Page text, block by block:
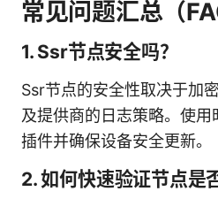
常见问题汇总（
1. Ssr节点安全吗？
Ssr节点的安全性取决于加
及提供商的日志策略。使
插件并确保设备安全更新。
2. 如何快速验证节点是